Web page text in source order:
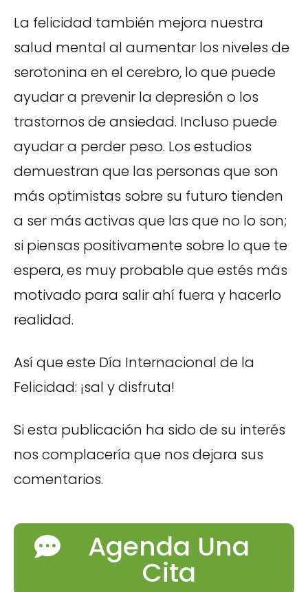
La felicidad también mejora nuestra
salud mental al aumentar los niveles de
serotonina en el cerebro, lo que puede
ayudar a prevenir la depresión o los
trastornos de ansiedad. Incluso puede
ayudar a perder peso. Los estudios
demuestran que las personas que son
más optimistas sobre su futuro tienden
a ser más activas que las que no lo son;
si piensas positivamente sobre lo que te
espera, es muy probable que estés más
motivado para salir ahí fuera y hacerlo
realidad.
Así que este Día Internacional de la
Felicidad: ¡sal y disfruta!
Si esta publicación ha sido de su interés
nos complacería que nos dejara sus
comentarios.
Agenda Una
Cita